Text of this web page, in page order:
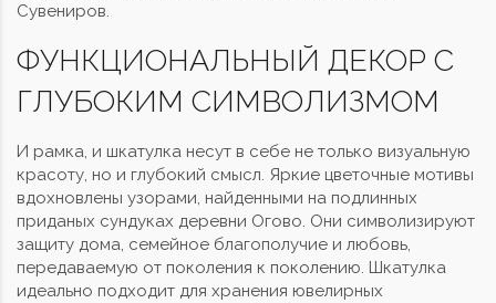
Сувениров.
ФУНКЦИОНАЛЬНЫЙ ДЕКОР С
ГЛУБОКИМ СИМВОЛИЗМОМ
И рамка, и шкатулка несут в себе не только визуальную
красоту, но и глубокий смысл. Яркие цветочные мотивы
вдохновлены узорами, найденными на подлинных
приданых сундуках деревни Огово. Они символизируют
защиту дома, семейное благополучие и любовь,
передаваемую от поколения к поколению. Шкатулка
идеально подходит для хранения ювелирных